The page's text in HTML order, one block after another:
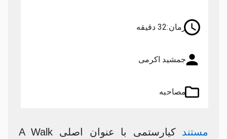
زمان:32 دقیقه
جمشید اکرمی
مصاحبه
مستند
کیارستمی با عنوان اصلی A Walk